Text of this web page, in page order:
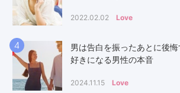
2022.02.02 Love
4
男は告白を振ったあとに後
好きになる男性の本音
2024.11.15 Love